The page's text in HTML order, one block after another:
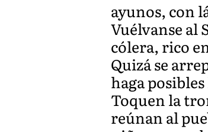
ayunos, con
Vuélvanse al
cólera, rico
Quizá se
haga
Toquen la
reúnan al